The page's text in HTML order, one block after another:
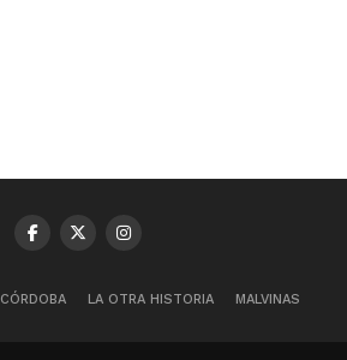
CÓRDOBA LA OTRA HISTORIA MALVINAS